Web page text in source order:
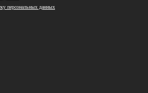
персональных данных